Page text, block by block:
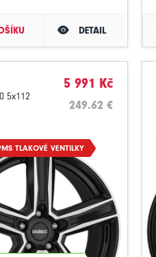
DETAIL
5x112
5 991 Kč
249.62 €
TLAKOVÉ VENTILKY